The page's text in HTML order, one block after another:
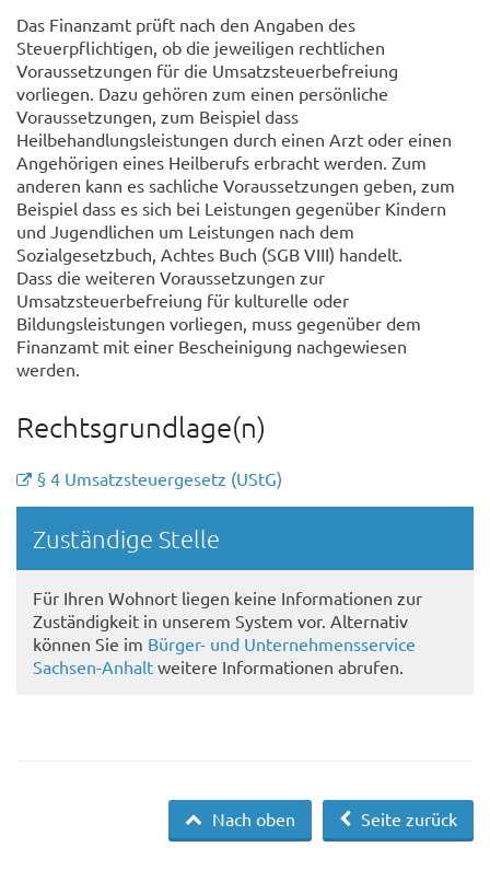
Das Finanzamt prüft nach den Angaben des
Steuerpflichtigen, ob die jeweiligen rechtlichen
Voraussetzungen für die Umsatzsteuerbefreiung
vorliegen. Dazu gehören zum einen persönliche
Voraussetzungen, zum Beispiel dass
Heilbehandlungsleistungen durch einen Arzt oder einen
Angehörigen eines Heilberufs erbracht werden. Zum
anderen kann es sachliche Voraussetzungen geben, zum
Beispiel dass es sich bei Leistungen gegenüber Kindern
und Jugendlichen um Leistungen nach dem
Sozialgesetzbuch, Achtes Buch (SGB VIII) handelt.
Dass die weiteren Voraussetzungen zur
Umsatzsteuerbefreiung für kulturelle oder
Bildungsleistungen vorliegen, muss gegenüber dem
Finanzamt mit einer Bescheinigung nachgewiesen
werden.
Rechtsgrundlage(n)
§ 4 Umsatzsteuergesetz (UStG)
Randspalte
Zuständige Stelle
Für Ihren Wohnort liegen keine Informationen zur
Zuständigkeit in unserem System vor. Alternativ
können Sie im Bürger- und Unternehmensservice
Sachsen-Anhalt weitere Informationen abrufen.
Seite zurück
Nach oben